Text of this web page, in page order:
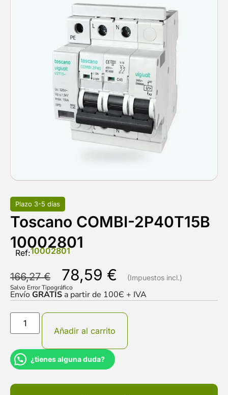
Plazo 3-5 días
Toscano COMBI-2P40T15B
10002801
Ref:10002801
166,27€ 78,59 €
Salvo Error Tipográfico
EnvíoGRATIS a partir de 100Є + IVA
Añadir al carrito
¿tienes alguna duda?